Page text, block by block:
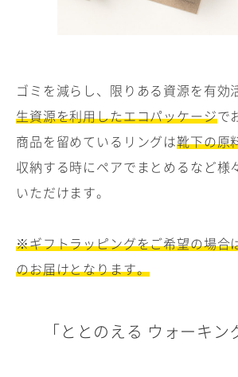
ゴミを減らし、限りある資源を有効
生資源を利用したエコパッケージで
商品を留めているリングは靴下の原
収納する時にペアでまとめるなど様
いただけます。
※ギフトラッピングをご希望の場合
のお届けとなります。
「ととのえる ウォーキ